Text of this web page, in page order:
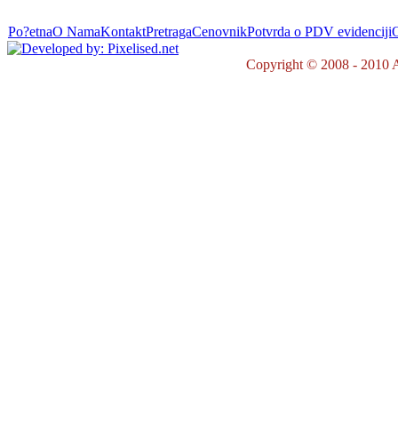
Po?etnaO NamaKontaktPretragaCenovnikPotvrda o PDV evidenciji
Copyright © 2008 - 2010